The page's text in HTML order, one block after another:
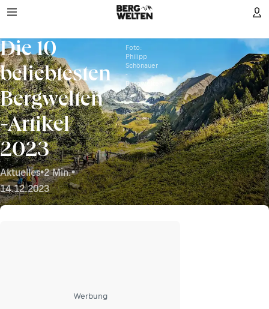
Die 10
beliebtesten
Bergwelten
-Artikel
2023
Aktuelles•2 Min.•
14.12.2023
Foto:
Philipp
Schönauer
-
Bergwelten
Werbung